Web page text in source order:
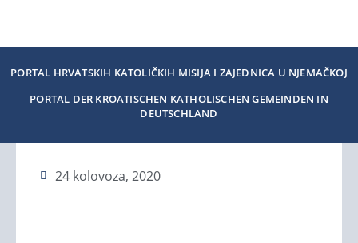
PORTAL HRVATSKIH KATOLIČKIH MISIJA I ZAJEDNICA U NJEMAČKOJ
PORTAL DER KROATISCHEN KATHOLISCHEN GEMEINDEN IN
DEUTSCHLAND
24 kolovoza, 2020